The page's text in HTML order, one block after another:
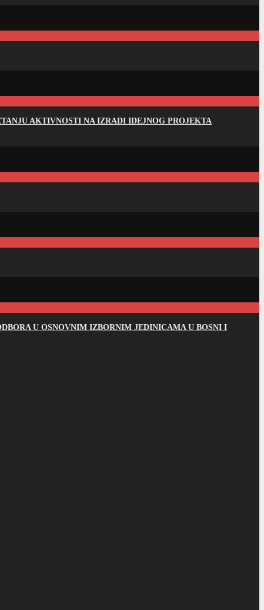
AKTIVNOSTI NA IZRADI IDEJNOG PROJEKTA
U OSNOVNIM IZBORNIM JEDINICAMA U BOSNI I